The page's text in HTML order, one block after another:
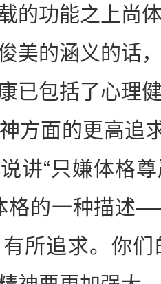
的功能之上尚
美的涵义的话
已包括了心理
方面的更高追
讲“只嫌体格
格的一种描述
所追求。你